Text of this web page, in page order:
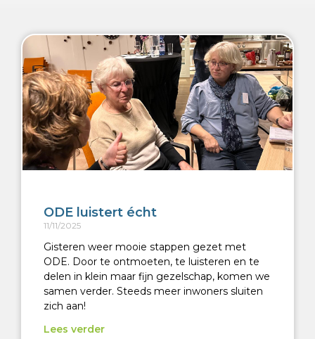
ODE luistert écht
11/11/2025
Gisteren weer mooie stappen gezet met
ODE. Door te ontmoeten, te luisteren en te
delen in klein maar fijn gezelschap, komen we
samen verder. Steeds meer inwoners sluiten
zich aan!
Lees verder